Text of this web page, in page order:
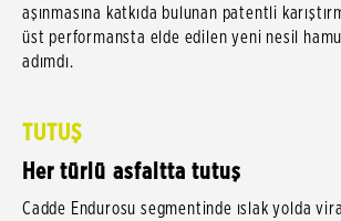
aşınmasına katkıda bulunan patentli
üst performansta elde edilen yeni nesil
adımdı.
TUTUŞ
Her türlü asfaltta tutuş
Cadde Endurosu segmentinde ıslak yolda